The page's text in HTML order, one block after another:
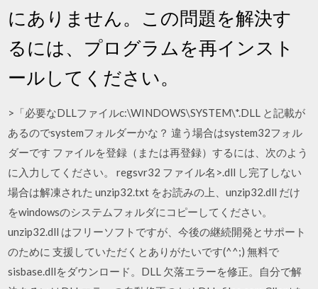
にありません。この問題を解決す
るには、プログラムを再インスト
ールしてください。
>「必要なDLLファイルc:\WINDOWS\SYSTEM\*.DLL と記載が
あるのでsystemフォルダーかな？ 違う場合はsystem32フォル
ダーです ファイルを登録（または再登録）するには、次のよう
に入力してください。 regsvr32 ファイル名>.dll し完了しない
場合は解凍された unzip32.txt をお読みの上、unzip32.dll だけ
をwindowsのシステムフォルダにコピーしてください。
unzip32.dll はフリーソフトですが、今後の継続開発とサポート
のために 支援していただくとありがたいです(^^;) 無料で
sisbase.dllをダウンロード。DLL 欠落エラーを修正。自分で解